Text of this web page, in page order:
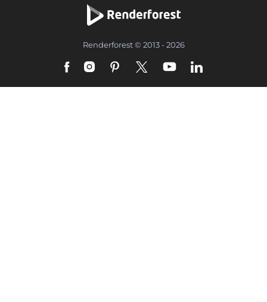
Renderforest © 2013 - 2026